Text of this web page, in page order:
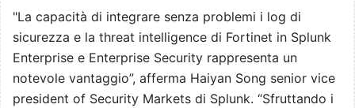
"La capacità di integrare senza problemi i log di
sicurezza e la threat intelligence di Fortinet in Splunk
Enterprise e Enterprise Security rappresenta un
notevole vantaggio”, afferma Haiyan Song senior vice
president of Security Markets di Splunk. “Sfruttando i